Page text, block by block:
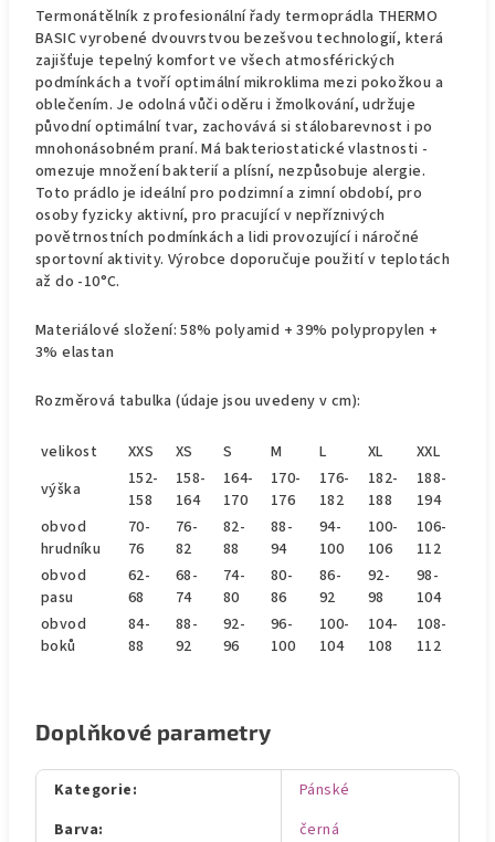
Termonátělník z profesionální řady termoprádla THERMO
BASIC vyrobené dvouvrstvou bezešvou technologií, která
zajišťuje tepelný komfort ve všech atmosférických
podmínkách a tvoří optimální mikroklima mezi pokožkou a
oblečením. Je odolná vůči oděru i žmolkování, udržuje
původní optimální tvar, zachovává si stálobarevnost i po
mnohonásobném praní. Má bakteriostatické vlastnosti -
omezuje množení bakterií a plísní, nezpůsobuje alergie.
Toto prádlo je ideální pro podzimní a zimní období, pro
osoby fyzicky aktivní, pro pracující v nepříznivých
povětrnostních podmínkách a lidi provozující i náročné
sportovní aktivity. Výrobce doporučuje použití v teplotách
až do -10°C.
Materiálové složení: 58% polyamid + 39% polypropylen +
3% elastan
Rozměrová tabulka (údaje jsou uvedeny v cm):
velikost XXS XS S M L XL
XXL
výška
152-
158
158-
164
164-
170
170-
176
176-
182
182-
188
188-
194
obvod
hrudníku
70-
76
76-
82
82-
88
88-
94
94-
100
100-
106
106-
112
obvod
pasu
62-
68
68-
74
74-
80
80-
86
86-
92
92-
98
98-
104
obvod
boků
84-
88
88-
92
92-
96
96-
100
100-
104
104-
108
108-
112
Doplňkové parametry
Kategorie:
Pánské
Barva:
černá